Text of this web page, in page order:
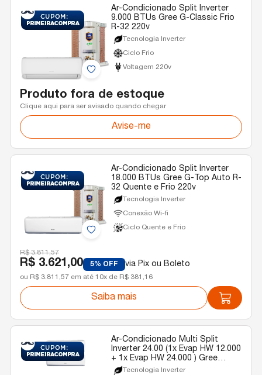
Ar-Condicionado Split Inverter
9.000 BTUs Gree G-Classic Frio
R-32 220v
Tecnologia Inverter
Ciclo Frio
Voltagem 220v
Produto fora de estoque
Clique aqui para ser avisado quando chegar
Avise-me
Ar-Condicionado Split Inverter
18.000 BTUs Gree G-Top Auto R-
32 Quente e Frio 220v
Tecnologia Inverter
Conexão Wi-fi
Ciclo Quente e Frio
R$ 3.811,57
R$ 3.621,00 5% OFF via Pix ou Boleto
ou R$ 3.811,57 em até 10x de R$ 381,16
Saiba mais
Ar-Condicionado Multi Split
Inverter 24.00 (1x Evap HW 12.000
+ 1x Evap HW 24.000 ) Gree
Quente/Frio R-32 220v
Tecnologia Inverter